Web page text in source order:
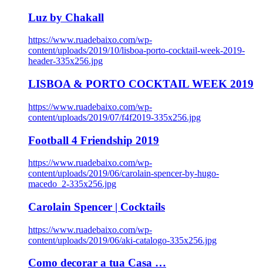
Luz by Chakall
https://www.ruadebaixo.com/wp-
content/uploads/2019/10/lisboa-porto-cocktail-week-2019-
header-335x256.jpg
LISBOA & PORTO COCKTAIL WEEK 2019
https://www.ruadebaixo.com/wp-
content/uploads/2019/07/f4f2019-335x256.jpg
Football 4 Friendship 2019
https://www.ruadebaixo.com/wp-
content/uploads/2019/06/carolain-spencer-by-hugo-
macedo_2-335x256.jpg
Carolain Spencer | Cocktails
https://www.ruadebaixo.com/wp-
content/uploads/2019/06/aki-catalogo-335x256.jpg
Como decorar a tua Casa …